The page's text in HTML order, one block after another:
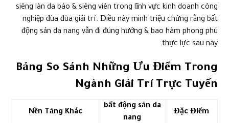
siêng làn da báo & siêng viên trong lĩnh vực kinh doanh công
nghiệp đùa đùa giải trí. Điều này minh triệu chứng rằng bất
động sản da nang vẫn đi đúng hướng & bao hàm phong phú
thực lực sau này.
Bảng So Sánh Những Ưu Điểm Trong
Ngành Giải Trí Trực Tuyến
Đặc Điểm
bất động sản da
nang
Nền Tảng Khác